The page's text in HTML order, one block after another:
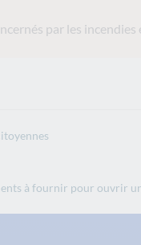
par les incendies
à fournir pour ouvrir